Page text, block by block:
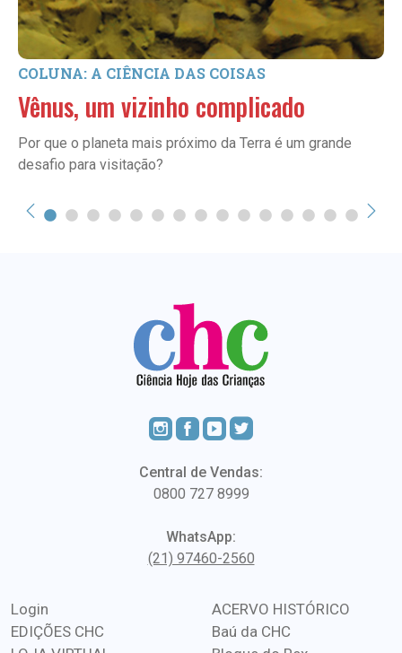
COLUNA: A CIÊNCIA DAS COISAS
Vênus, um vizinho complicado
Por que o planeta mais próximo da Terra é um grande
desafio para visitação?
Central de Vendas:
0800 727 8999
WhatsApp:
(21) 97460-2560
Login
EDIÇÕES CHC
ACERVO HISTÓRICO
Baú da CHC